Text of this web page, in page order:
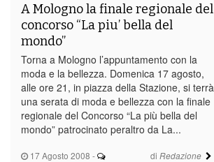
17 Agosto 2008 - di Redazione
A Mologno la finale regionale del
concorso “La piu’ bella del
mondo”
Torna a Mologno l’appuntamento con la
moda e la bellezza. Domenica 17 agosto,
alle ore 21, in piazza della Stazione, si terrà
una serata di moda e bellezza con la finale
regionale del Concorso “La più bella del
mondo” patrocinato peraltro da La...